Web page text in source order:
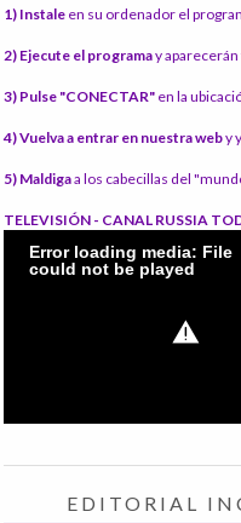
1) Instale en su ordenador el
2) Ejecute el programay
3) Pulse "CONECTAR" en la
4) Vuelva a entrar en nuestra weby
5) Maldigaa los cabecillas del
TELEVISIÓN - CANAL RUSSIA
EDITORIAL